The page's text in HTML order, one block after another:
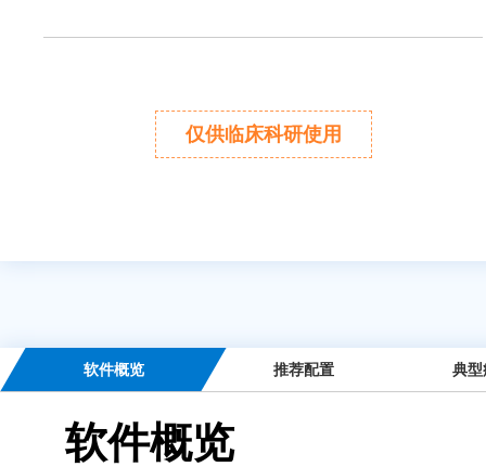
仅供临床科研使用
软件概览 推荐配置 典型
软件概览